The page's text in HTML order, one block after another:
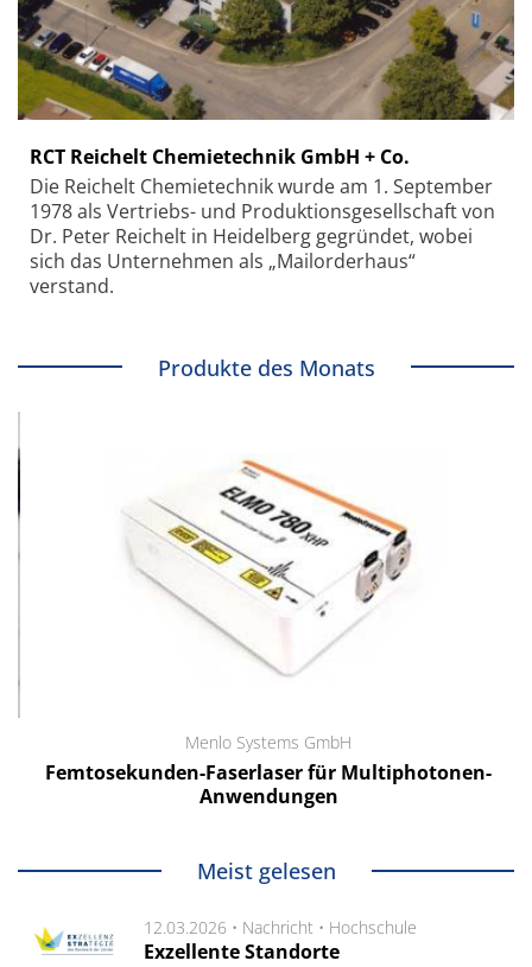
RCT Reichelt Chemietechnik GmbH + Co.
Die Reichelt Chemietechnik wurde am 1. September
1978 als Vertriebs- und Produktionsgesellschaft von
Dr. Peter Reichelt in Heidelberg gegründet, wobei
sich das Unternehmen als „Mailorderhaus“
verstand.
Produkte des Monats
Menlo Systems GmbH
Femtosekunden-Faserlaser für Multiphotonen-
Anwendungen
Meist gelesen
12.03.2026 • Nachricht • Hochschule
Exzellente Standorte